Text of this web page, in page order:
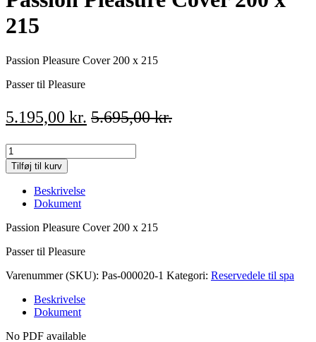
215
Passion Pleasure Cover 200 x 215
Passer til Pleasure
5.195,00 kr. 5.695,00kr.
Passion
Pleasure
Cover
quantity
Tilføj til kurv
Beskrivelse
Dokument
Passion Pleasure Cover 200 x 215
Passer til Pleasure
Varenummer (SKU): Pas-000020-1 Kategori: Reservedele til spa
Beskrivelse
Dokument
No PDF available